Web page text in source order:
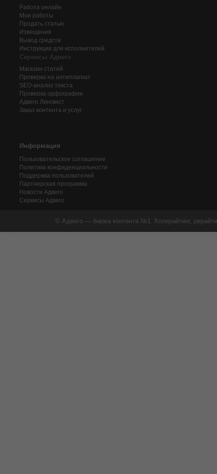
Работа онлайн
Мои работы
Продать статью
Извещения
Вывод средств
Инструкции для исполнителей
Сервисы Адвего
Магазин статей
Проверка на антиплагиат
SEO-анализ текста
Проверка орфографии
Адвего Лингвист
Заказ контента и услуг
Информация
Пользовательское соглашение
Политика конфиденциальности
Поддержка пользователей
Партнерская программа
Новости Адвего
Сервисы Адвего
© Адвего — биржа контента №1. Копирайтинг,